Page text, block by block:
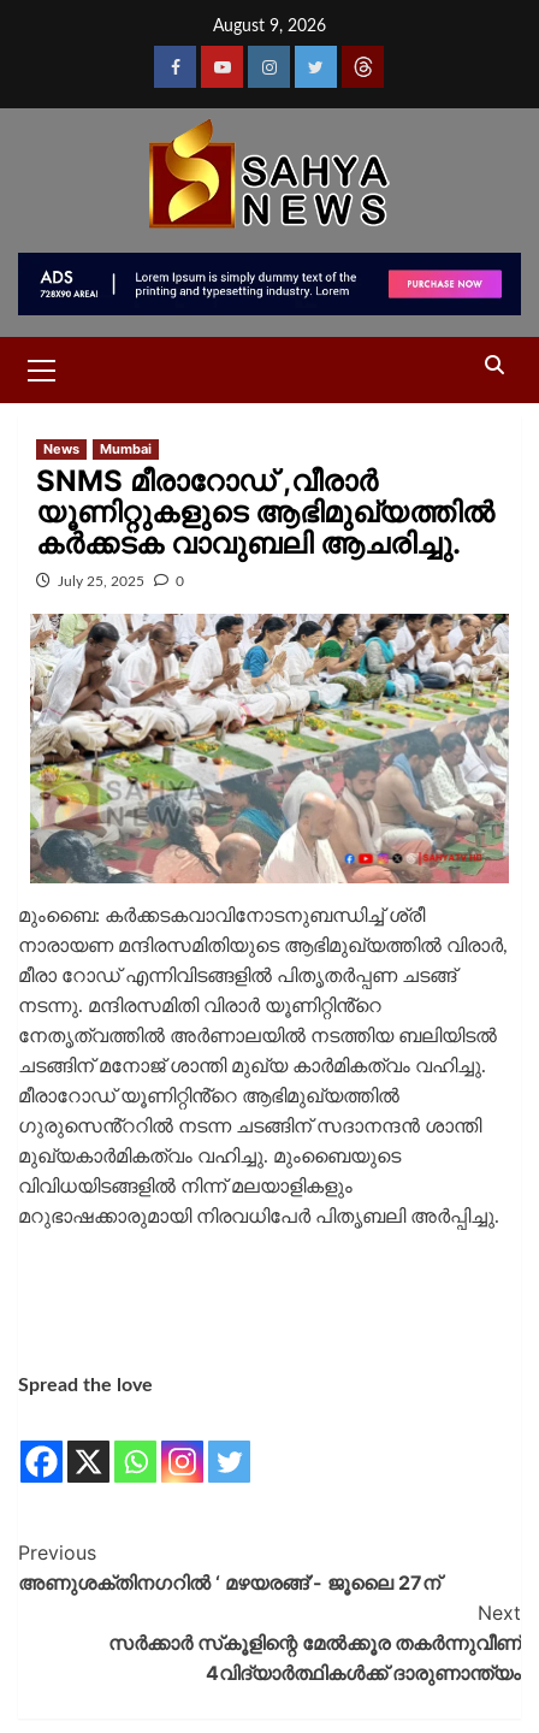
August 9, 2026
News Mumbai
SNMS മീരാറോഡ് ,വീരാർ
യൂണിറ്റുകളുടെ ആഭിമുഖ്യത്തിൽ
കർക്കടക വാവുബലി ആചരിച്ചു.
July 25, 2025 0
മുംബൈ: കർക്കടകവാവിനോടനുബന്ധിച്ച് ശ്രീ
നാരായണ മന്ദിരസമിതിയുടെ ആഭിമുഖ്യത്തിൽ വിരാർ,
മീരാ റോഡ് എന്നിവിടങ്ങളിൽ പിതൃതർപ്പണ ചടങ്ങ്
നടന്നു. മന്ദിരസമിതി വിരാർ യൂണിറ്റിൻ്റെ
നേതൃത്വത്തിൽ അർണാലയിൽ നടത്തിയ ബലിയിടൽ
ചടങ്ങിന് മനോജ് ശാന്തി മുഖ്യ കാർമികത്വം വഹിച്ചു.
മീരാറോഡ് യൂണിറ്റിൻ്റെ ആഭിമുഖ്യത്തിൽ
ഗുരുസെൻ്ററിൽ നടന്ന ചടങ്ങിന് സദാനന്ദൻ ശാന്തി
മുഖ്യകാർമികത്വം വഹിച്ചു. മുംബൈയുടെ
വിവിധയിടങ്ങളിൽ നിന്ന് മലയാളികളും
മറുഭാഷക്കാരുമായി നിരവധിപേർ പിതൃബലി അർപ്പിച്ചു.
Spread the love
Previous
അണുശക്തിനഗറിൽ ‘ മഴയരങ്ങ്’- ജൂലൈ 27ന്
Next
സർക്കാർ സ്‌കൂളിന്റെ മേല്‍ക്കൂര തകർന്നുവീണ്
4വിദ്യാർത്ഥികൾക്ക് ദാരുണാന്ത്യം